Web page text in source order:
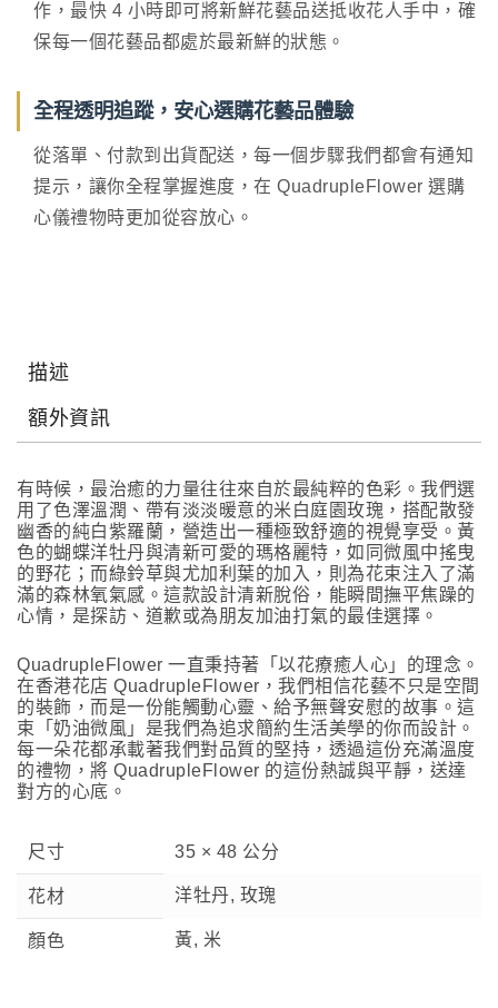
作，最快 4 小時即可將新鮮花藝品送抵收花人手中，確
保每一個花藝品都處於最新鮮的狀態。
全程透明追蹤，安心選購花藝品體驗
從落單、付款到出貨配送，每一個步驟我們都會有通知
提示，讓你全程掌握進度，在 QuadrupleFlower 選購
心儀禮物時更加從容放心。
描述
額外資訊
有時候，最治癒的力量往往來自於最純粹的色彩。我們選
用了色澤溫潤、帶有淡淡暖意的米白庭園玫瑰，搭配散發
幽香的純白紫羅蘭，營造出一種極致舒適的視覺享受。黃
色的蝴蝶洋牡丹與清新可愛的瑪格麗特，如同微風中搖曳
的野花；而綠鈴草與尤加利葉的加入，則為花束注入了滿
滿的森林氧氣感。這款設計清新脫俗，能瞬間撫平焦躁的
心情，是探訪、道歉或為朋友加油打氣的最佳選擇。
QuadrupleFlower 一直秉持著「以花療癒人心」的理念。
在香港花店 QuadrupleFlower，我們相信花藝不只是空間
的裝飾，而是一份能觸動心靈、給予無聲安慰的故事。這
束「奶油微風」是我們為追求簡約生活美學的你而設計。
每一朵花都承載著我們對品質的堅持，透過這份充滿溫度
的禮物，將 QuadrupleFlower 的這份熱誠與平靜，送達
對方的心底。
尺寸 35 × 48 公分
花材 洋牡丹, 玫瑰
顏色 黃, 米